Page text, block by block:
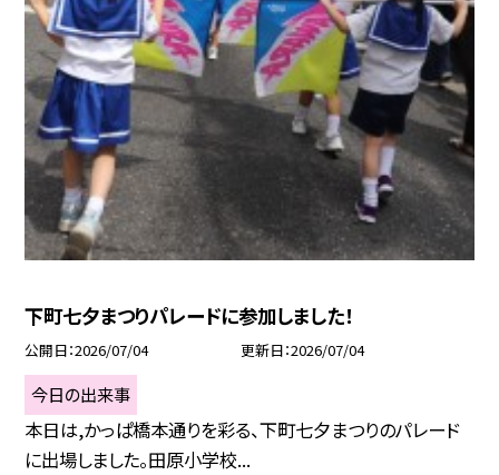
下町七夕まつりパレードに参加しました！
公開日 2026/07/04 更新日 2026/07/04
今日の出来事
本日は,かっぱ橋本通りを彩る、下町七夕まつりのパレード
に出場しました。田原小学校...